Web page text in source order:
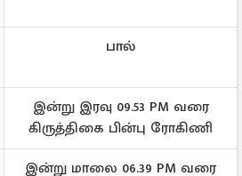
பால்
இன்று இரவு 09.53 PM வரை
கிருத்திகை பின்பு ரோகிணி
இன்று மாலை 06.39 PM வரை